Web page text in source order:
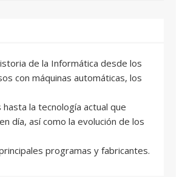
de la Informática desde los
con máquinas automáticas, los
la tecnología actual que
día, así como la evolución de los
programas y fabricantes.